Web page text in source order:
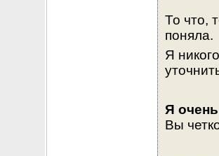
То что,
Я
Я
Вы